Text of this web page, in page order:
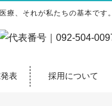
療、それが私たちの基本です。
表 採用について